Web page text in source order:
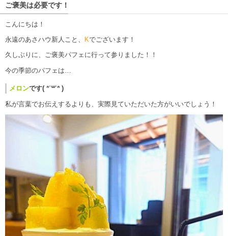
ご褒美は必要です！
こんにちは！
永遠のあさハウ新人こと、 Kでございます！
久しぶりに、ご褒美パフェに行って参りました！！
今の季節のパフェは…
メロンです( ᐢ˙꒳​˙ᐢ )
私が言葉でお伝えするよりも、実際見ていただいた方がいいでしょう！